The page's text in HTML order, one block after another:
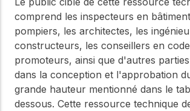
construction en bois.
Outils de
conception
Outils et calculateurs
certifiés pour vous
aider à concevoir des
structures en bois
Faites connaissance
avec les dirigeants qui
fournissent la direction
stratégique et la
gouvernance de notre
organisation.
comprend les inspecteurs en
pompiers, les architectes, les
constructeurs, les conseillers en
promoteurs, ainsi que d'autres
dans la conception et l'approbation
grande hauteur mentionné dans le
dessous. Cette ressource technique